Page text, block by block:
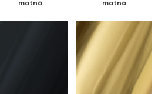
matná
matná